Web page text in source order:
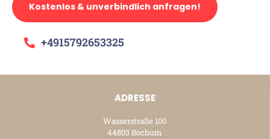
Kostenlos & unverbindlich anfragen!
+4915792653325
ADRESSE
Wasserstraße 100
44803 Bochum